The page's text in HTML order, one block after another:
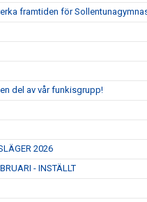
framtiden för
del av vår funkisgrupp!
2026
- INSTÄLLT